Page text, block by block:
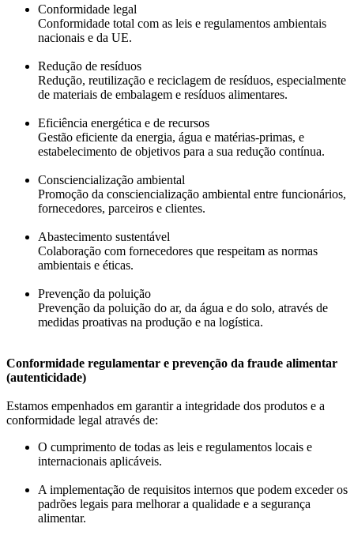
Conformidade legal
Conformidade total com as leis e regulamentos ambientais
nacionais e da UE.
Redução de resíduos
Redução, reutilização e reciclagem de resíduos, especialmente
de materiais de embalagem e resíduos alimentares.
Eficiência energética e de recursos
Gestão eficiente da energia, água e matérias-primas, e
estabelecimento de objetivos para a sua redução contínua.
Consciencialização ambiental
Promoção da consciencialização ambiental entre funcionários,
fornecedores, parceiros e clientes.
Abastecimento sustentável
Colaboração com fornecedores que respeitam as normas
ambientais e éticas.
Prevenção da poluição
Prevenção da poluição do ar, da água e do solo, através de
medidas proativas na produção e na logística.
Conformidade regulamentar e prevenção da fraude alimentar
(autenticidade)
Estamos empenhados em garantir a integridade dos produtos e a
conformidade legal através de:
O cumprimento de todas as leis e regulamentos locais e
internacionais aplicáveis.
A implementação de requisitos internos que podem exceder os
padrões legais para melhorar a qualidade e a segurança
alimentar.